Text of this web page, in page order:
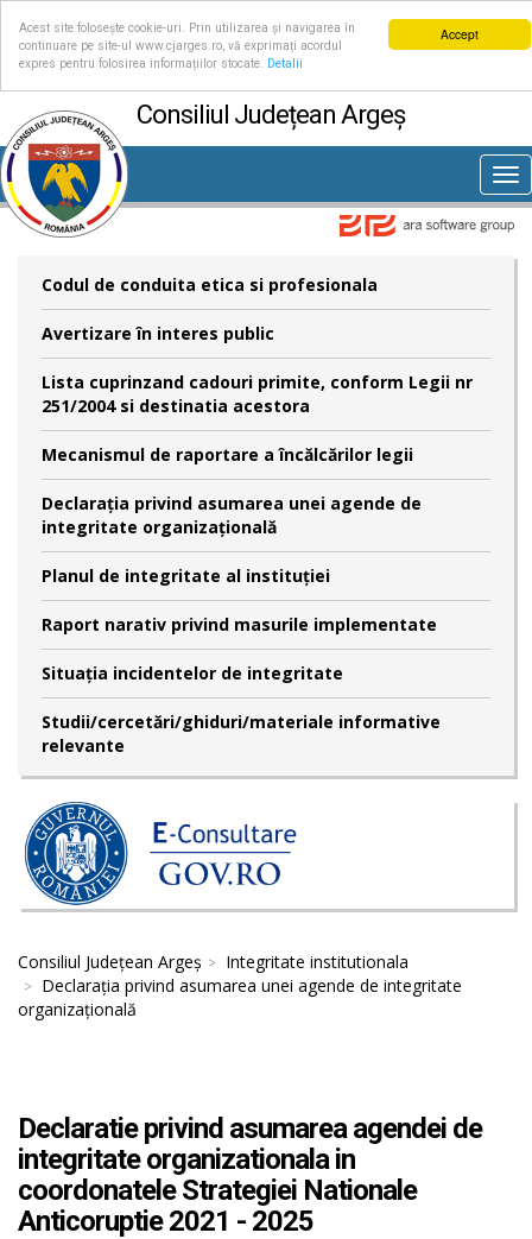
Accept
Acest site folosește cookie-uri. Prin utilizarea și navigarea în
continuare pe site-ul www.cjarges.ro, vă exprimați acordul
expres pentru folosirea informațiilor stocate.
Detalii
Consiliul Județean Argeș
Codul de conduita etica si profesionala
Avertizare în interes public
Lista cuprinzand cadouri primite, conform Legii nr
251/2004 si destinatia acestora
Mecanismul de raportare a încălcărilor legii
Declaraţia privind asumarea unei agende de
integritate organizaţională
Planul de integritate al instituției
Raport narativ privind masurile implementate
Situația incidentelor de integritate
Studii/cercetări/ghiduri/materiale informative
relevante
Consiliul Județean Argeș
Integritate institutionala
Declaraţia privind asumarea unei agende de integritate
organizaţională
Declaratie privind asumarea agendei de
integritate organizationala in
coordonatele Strategiei Nationale
Anticoruptie 2021 - 2025